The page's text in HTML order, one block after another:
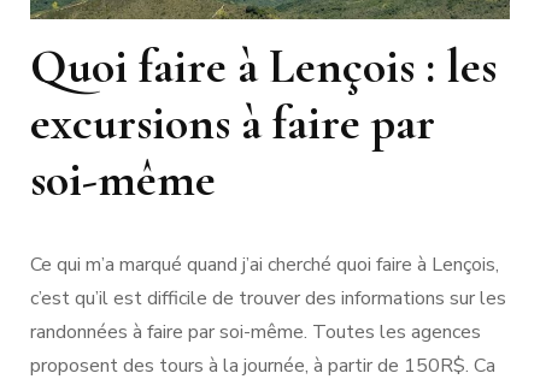
Quoi faire à Lençois : les
excursions à faire par
soi-même
Ce qui m’a marqué quand j’ai cherché quoi faire à Lençois,
c’est qu’il est difficile de trouver des informations sur les
randonnées à faire par soi-même. Toutes les agences
proposent des tours à la journée, à partir de 150R$. Ca